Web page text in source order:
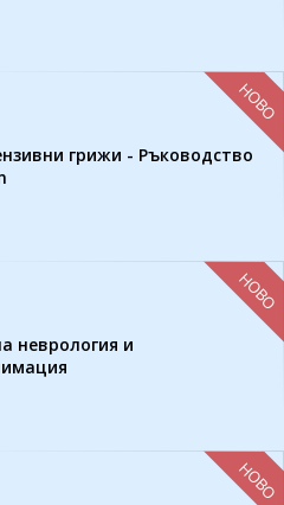
грижи - Ръководство
НОВО
неврология и
НОВО
НОВО